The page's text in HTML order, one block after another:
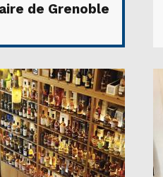
de Grenoble